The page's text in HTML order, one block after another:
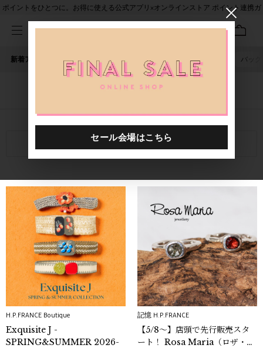
ポイントをひとつに。お得に使える公式アプリ×オンラインストア ポイント連携ガ
新着アイテム 人気ワード セール 40th限定 バッグ
「記憶 H.P.FRANCE」に関する記事
関連キーワード
H.P.FRANCE Boutique
Exquisite J -
SPRING&SUMMER 2026-
記憶 H.P.FRANCE
【5/8～】店頭で先行販売スタ
ート！ Rosa Maria（ロザ・マ